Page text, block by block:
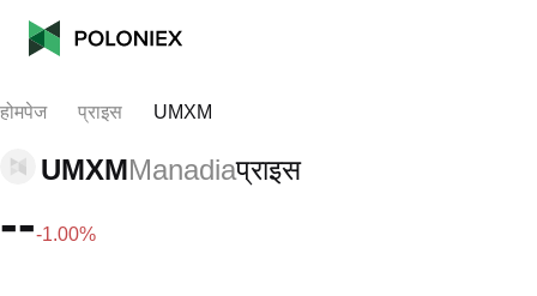
होमपेज प्राइस UMXM
UMXMManadiaप्राइस
---1.00%